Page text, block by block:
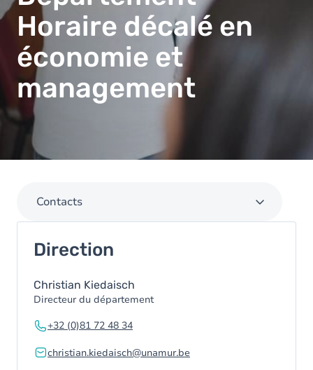
Horaire décalé en
économie et
management
Contacts
Direction
Christian Kiedaisch
Directeur du département
+32 (0)81 72 48 34
christian.kiedaisch@unamur.be